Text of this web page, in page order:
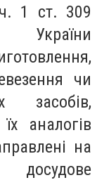
ч. 1 ст. 309
України
чи
засобів,
аналогів
на